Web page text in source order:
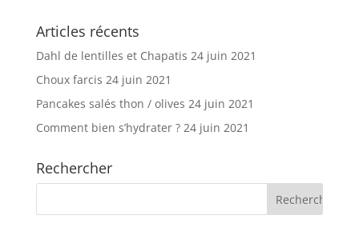
Articles récents
Dahl de lentilles et Chapatis 24 juin 2021
Choux farcis 24 juin 2021
Pancakes salés thon / olives 24 juin 2021
Comment bien s’hydrater ? 24 juin 2021
Rechercher